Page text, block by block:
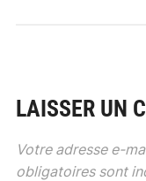
LAISSER UN
Votre adresse e-
obligatoires sont